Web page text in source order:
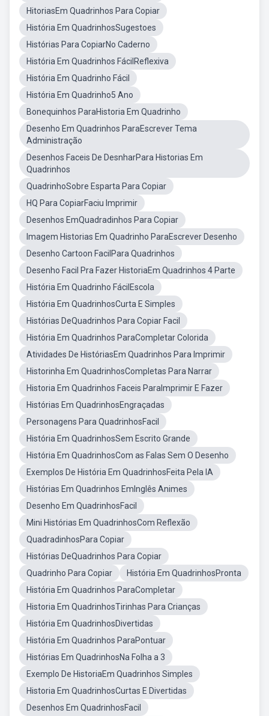
HitoriasEm Quadrinhos Para Copiar
História Em QuadrinhosSugestoes
Histórias Para CopiarNo Caderno
História Em Quadrinhos FácilReflexiva
História Em Quadrinho Fácil
História Em Quadrinho5 Ano
Bonequinhos ParaHistoria Em Quadrinho
Desenho Em Quadrinhos ParaEscrever Tema
Administração
Desenhos Faceis De DesnharPara Historias Em
Quadrinhos
QuadrinhoSobre Esparta Para Copiar
HQ Para CopiarFaciu Imprimir
Desenhos EmQuadradinhos Para Copiar
Imagem Historias Em Quadrinho ParaEscrever Desenho
Desenho Cartoon FacilPara Quadrinhos
Desenho Facil Pra Fazer HistoriaEm Quadrinhos 4 Parte
História Em Quadrinho FácilEscola
História Em QuadrinhosCurta E Simples
Histórias DeQuadrinhos Para Copiar Facil
História Em Quadrinhos ParaCompletar Colorida
Atividades De HistóriasEm Quadrinhos Para Imprimir
Historinha Em QuadrinhosCompletas Para Narrar
Historia Em Quadrinhos Faceis ParaImprimir E Fazer
Histórias Em QuadrinhosEngraçadas
Personagens Para QuadrinhosFacil
História Em QuadrinhosSem Escrito Grande
História Em QuadrinhosCom as Falas Sem O Desenho
Exemplos De História Em QuadrinhosFeita Pela IA
Histórias Em Quadrinhos EmInglês Animes
Desenho Em QuadrinhosFacil
Mini Histórias Em QuadrinhosCom Reflexão
QuadradinhosPara Copiar
Histórias DeQuadrinhos Para Copiar
Quadrinho Para Copiar
História Em QuadrinhosPronta
História Em Quadrinhos ParaCompletar
Historia Em QuadrinhosTirinhas Para Crianças
História Em QuadrinhosDivertidas
História Em Quadrinhos ParaPontuar
Histórias Em QuadrinhosNa Folha a 3
Exemplo De HistoriaEm Quadrinhos Simples
Historia Em QuadrinhosCurtas E Divertidas
Desenhos Em QuadrinhosFacil